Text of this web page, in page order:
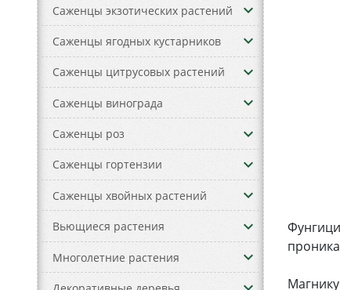
Саженцы экзотических растений keyboard_arrow_down
Саженцы ягодных кустарников keyboard_arrow_down
Саженцы цитрусовых растений keyboard_arrow_down
Саженцы винограда keyboard_arrow_down
Саженцы роз keyboard_arrow_down
Саженцы гортензии keyboard_arrow_down
Саженцы хвойных растений keyboard_arrow_down
Вьющиеся растения keyboard_arrow_down
Многолетние растения keyboard_arrow_down